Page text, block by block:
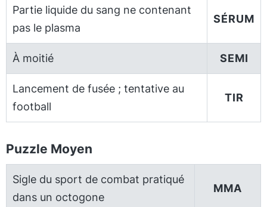
Partie liquide du sang ne contenant
pas le plasma
SÉRUM
À moitié SEMI
Lancement de fusée ; tentative au
football
TIR
Puzzle Moyen
Sigle du sport de combat pratiqué
dans un octogone
MMA